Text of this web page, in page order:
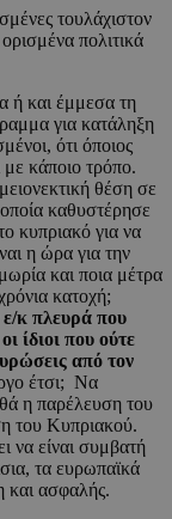
τουλάχιστον
πολιτικά
ή και έμμεσα τη
για κατάληξη
ότι όποιος
με κάποιο τρόπο.
θέση σε
καθυστέρησε
κυπριακό για να
η ώρα για την
και ποια μέτρα
κατοχή;
ε/κ πλευρά που
ίδιοι που ούτε
από τον
έτσι; Να
η παρέλευση του
του Κυπριακού.
να είναι συμβατή
τα ευρωπαϊκά
και ασφαλής.